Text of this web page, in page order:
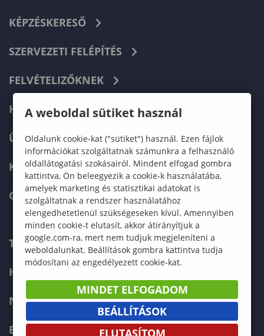
KÉPZÉSKERESŐ
SZERVEZETI FELÉPÍTÉS
FELVÉTELIZŐKNEK
HALLGATÓKNAK
ÜZLETI PARTNEREKNEK
KARRIER
GREEN UNIVERSITY
TELEFONKÖNYV
HIBABEJELENTÉS
NEPTUN
E-LEARNING
A weboldal sütiket használ
Oldalunk cookie-kat ("sütiket") használ. Ezen fájlok
információkat szolgáltatnak számunkra a felhasználó
oldallátogatási szokásairól. Mindent elfogad gombra
kattintva, Ön beleegyezik a cookie-k használatába,
amelyek marketing és statisztikai adatokat is
szolgáltatnak a rendszer használatához
elengedhetetlenül szükségeseken kívül. Amennyiben
minden cookie-t elutasít, akkor átirányítjuk a
google.com-ra, mert nem tudjuk megjeleníteni a
weboldalunkat. Beállítások gombra kattintva tudja
módosítani az engedélyezett cookie-kat.
MINDET ELFOGADOM
BEÁLLÍTÁSOK
ELUTASÍTOM